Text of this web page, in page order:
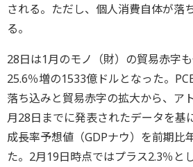
される。ただし、個人消費自体が落
る。
28日は1月のモノ（財）の貿易赤字
25.6％増の1533億ドルとなった。
落ち込みと貿易赤字の拡大から、ア
月28日までに発表されたデータを基
成長率予想値（GDPナウ）を前期比
た。2月19日時点ではプラス2.3％と